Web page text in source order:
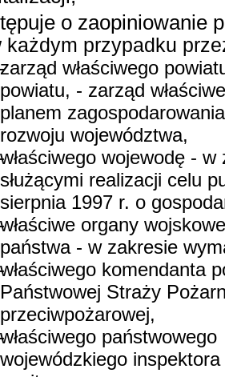
o zaopiniowanie
każdym przypadku
zarząd właściwego
powiatu, - zarząd
planem
rozwoju województwa,
właściwego wojewodę -
służącymi realizacji celu
sierpnia 1997 r. o
właściwe organy
państwa - w zakresie
właściwego komendanta
Państwowej Straży
przeciwpożarowej,
właściwego państwowego
wojewódzkiego inspektora